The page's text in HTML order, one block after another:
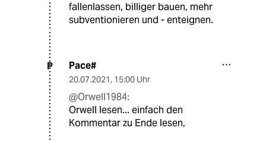
fallenlassen, billiger bauen, mehr
subventionieren und - enteignen.
P Pace#
20.07.2021, 15:00 Uhr
@Orwell1984:
Orwell lesen... einfach den
Kommentar zu Ende lesen,